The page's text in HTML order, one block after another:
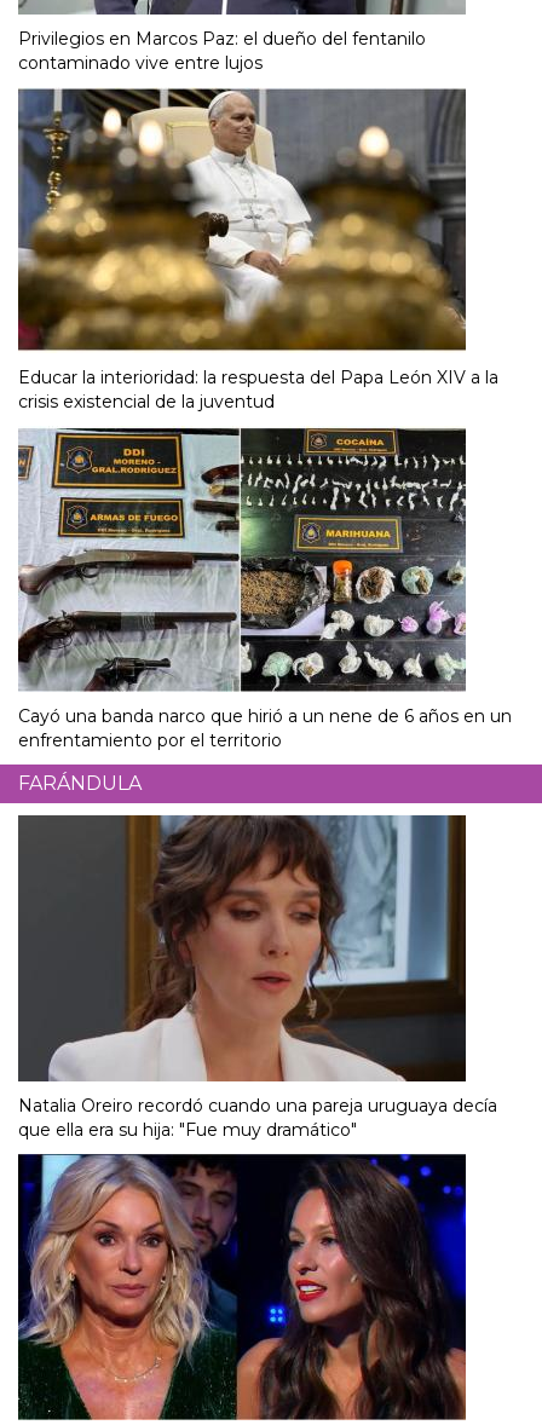
Privilegios en Marcos Paz: el dueño del fentanilo
contaminado vive entre lujos
Educar la interioridad: la respuesta del Papa León XIV a la
crisis existencial de la juventud
Cayó una banda narco que hirió a un nene de 6 años en un
enfrentamiento por el territorio
FARÁNDULA
Natalia Oreiro recordó cuando una pareja uruguaya decía
que ella era su hija: "Fue muy dramático"